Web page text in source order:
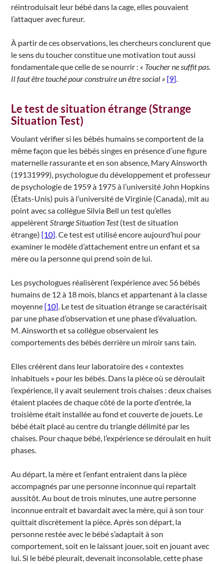
réintroduisait leur bébé dans la cage, elles pouvaient
l’attaquer avec fureur.
À partir de ces observations, les chercheurs conclurent que
le sens du toucher constitue une motivation tout aussi
fondamentale que celle de se nourrir : « Toucher ne suffit pas.
Il faut être touché pour construire un être social » [9]
Le test de situation étrange (Strange
Situation Test)
Voulant vérifier si les bébés humains se comportent de la
même façon que les bébés singes en présence d’une figure
maternelle rassurante et en son absence, Mary Ainsworth
(19131999), psychologue du développement et professeur
de psychologie de 1959 à 1975 à l’université John Hopkins
(États-Unis) puis à l’université de Virginie (Canada), mit au
point avec sa collègue Silvia Bell un test qu’elles
appelèrent Strange Situation Test(test de situation
étrange) [10] . Ce test est utilisé encore aujourd’hui pour
examiner le modèle d’attachement entre un enfant et sa
mère ou la personne qui prend soin de lui.
Les psychologues réalisèrent l’expérience avec 56 bébés
humains de 12 à 18 mois, blancs et appartenant à la classe
moyenne [10] . Le test de situation étrange se caractérisait
par une phase d’observation et une phase d’évaluation.
M. Ainsworth et sa collègue observaient les
comportements des bébés derrière un miroir sans tain.
Elles créèrent dans leur laboratoire des « contextes
inhabituels » pour les bébés. Dans la pièce où se déroulait
l’expérience, il y avait seulement trois chaises : deux chaises
étaient placées de chaque côté de la porte d’entrée, la
troisième était installée au fond et couverte de jouets. Le
bébé était placé au centre du triangle délimité par les
chaises. Pour chaque bébé, l’expérience se déroulait en huit
phases.
Au départ, la mère et l’enfant entraient dans la pièce
accompagnés par une personne inconnue qui repartait
aussitôt. Au bout de trois minutes, une autre personne
inconnue entrait et bavardait avec la mère, qui à son tour
quittait discrètement la pièce. Après son départ, la
personne restée avec le bébé s’adaptait à son
comportement, soit en le laissant jouer, soit en jouant avec
lui. Si le bébé pleurait, devenait inconsolable, cette phase